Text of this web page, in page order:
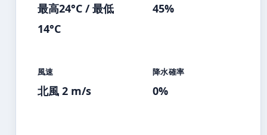
最高24°C / 最低
14°C
45%
風速
北風 2 m/s
降水確率
0%